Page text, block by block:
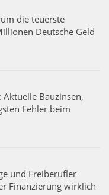
die teuerste
Deutsche Geld
Bauzinsen,
Fehler beim
und Freiberufler
Finanzierung wirklich